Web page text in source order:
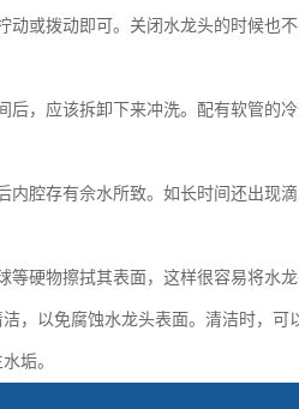
或拨动即可。关闭水龙头的时候也
，应该拆卸下来冲洗。配有软管的
腔存有佘水所致。如长时间还出现
硬物擦拭其表面，这样很容易将水龙
，以免腐蚀水龙头表面。清洁时，可
垢。